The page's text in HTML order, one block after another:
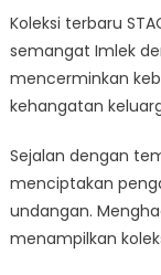
Koleksi terbaru
semangat Imlek
mencerminkan
kehangatan
Sejalan dengan
menciptakan
undangan.
menampilkan